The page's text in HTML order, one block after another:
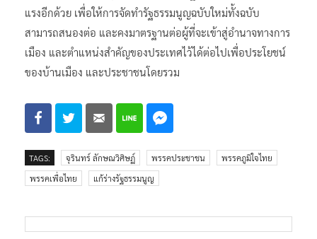
แรงอีกด้วย เพื่อให้การจัดทำรัฐธรรมนูญฉบับใหม่ทั้งฉบับ
สามารถสนองต่อ และคงมาตรฐานต่อผู้ที่จะเข้าสู่อำนาจทางการ
เมือง และตำแหน่งสำคัญของประเทศไว้ได้ต่อไปเพื่อประโยชน์
ของบ้านเมือง และประชาชนโดยรวม
TAGS: จุรินทร์ ลักษณวิศิษฏ์ พรรคประชาชน
พรรคภูมิใจไทย
พรรคเพื่อไทย
แก้ร่างรัฐธรรมนูญ